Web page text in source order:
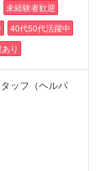
未経験者歓迎
40代50代活躍中
り
ッフ（ヘルパ